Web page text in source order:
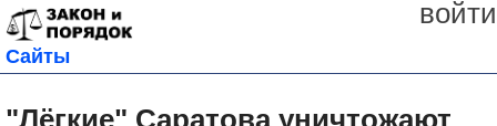
войти
Сайты